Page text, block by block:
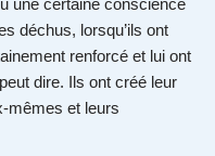
une certaine conscience
déchus, lorsqu’ils ont
renforcé et lui ont
dire. Ils ont créé leur
mêmes et leurs